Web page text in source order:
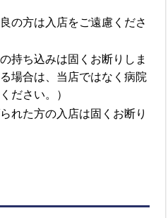
の方は入店をご遠慮くださ
持ち込みは固くお断りしま
場合は、当店ではなく病院
ださい。）
れた方の入店は固くお断り